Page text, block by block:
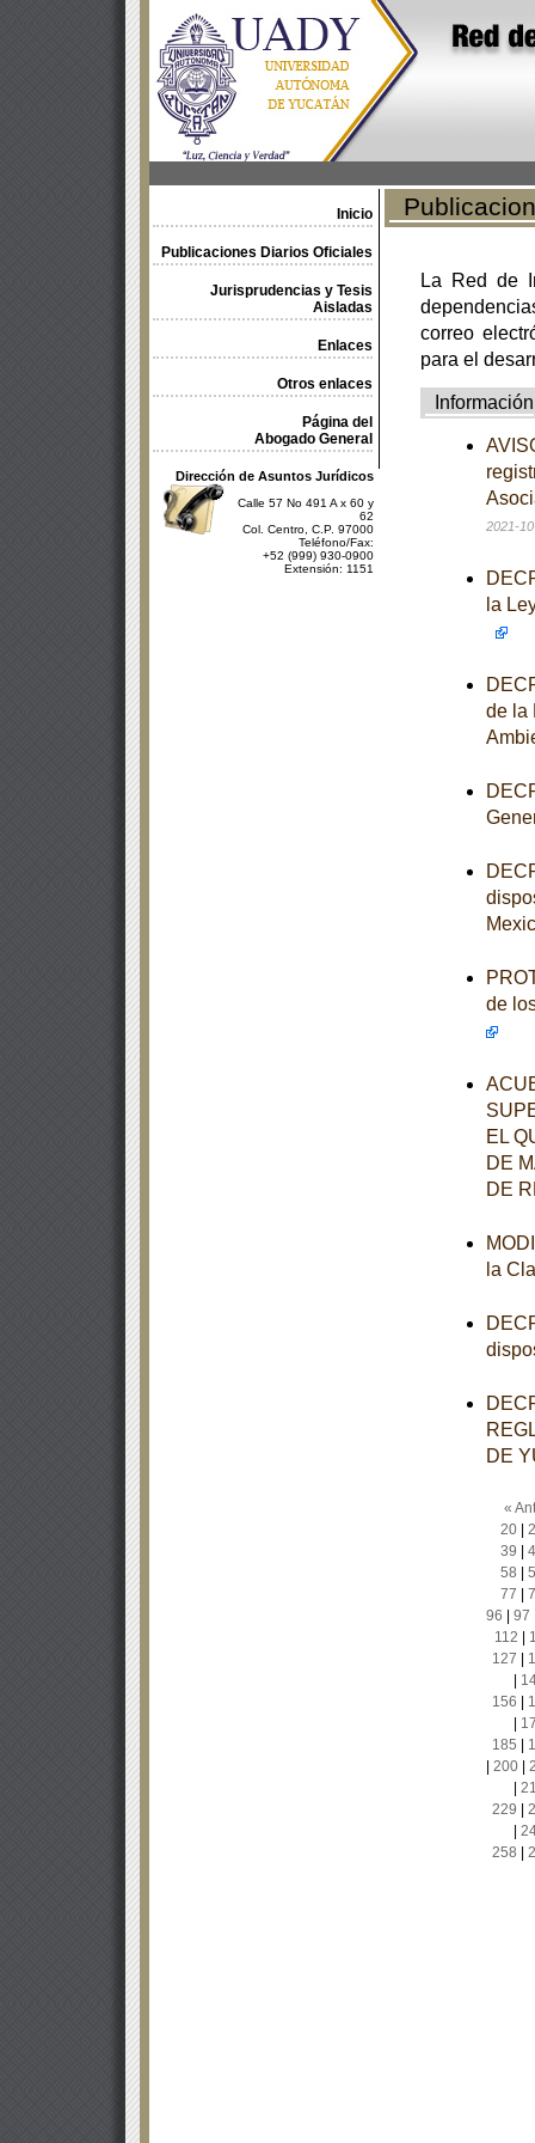
Inicio
Publicaciones Diarios Oficiales
Jurisprudencias y Tesis
Aisladas
Enlaces
Otros enlaces
Página del
Abogado General
Dirección de Asuntos Jurídicos
Calle 57 No 491 A x 60 y
62
Col. Centro, C.P. 97000
Teléfono/Fax:
+52 (999) 930-0900
Extensión: 1151
La Red de
correo
para el
Información
2021-
la
de la
de
EL
DE
DE
la
DE
«
20|
39
58
77
96
97
112
127
156
185
200|
229
258